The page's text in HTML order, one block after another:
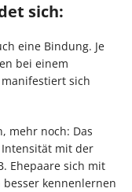
sich:
eine Bindung. Je
bei einem
sich
mehr noch: Das
mit der
Ehepaare sich mit
kennenlernen